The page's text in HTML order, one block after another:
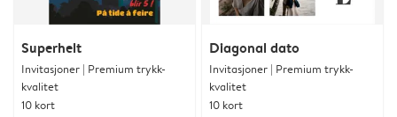
Superhelt
Invitasjoner | Premium trykk-
kvalitet
10 kort
Diagonal dato
Invitasjoner | Premium trykk-
kvalitet
10 kort